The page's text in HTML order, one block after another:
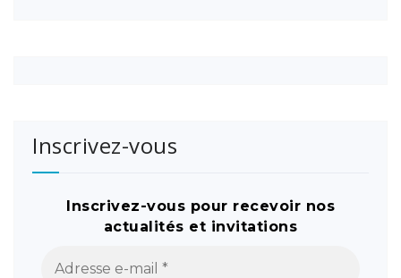
Inscrivez-vous
Inscrivez-vous pour recevoir nos
actualités et invitations